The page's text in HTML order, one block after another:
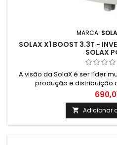
MARCA:
SOLAX X1 BOOST 3.3T -
SOLAX
A visão da SolaX é ser líder
produção e distribuição
 Adicionar